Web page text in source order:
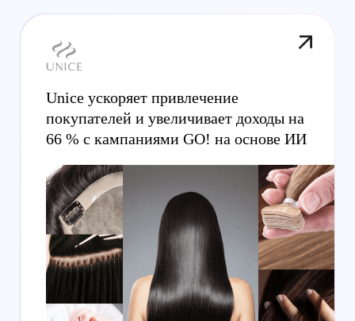
Unice ускоряет привлечение
покупателей и увеличивает доходы на
66 % с кампаниями GO! на основе ИИ